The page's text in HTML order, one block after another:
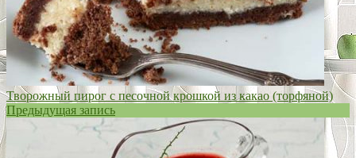
Творожный пирог с песочной крошкой из какао (торфяной)
Предыдущая запись